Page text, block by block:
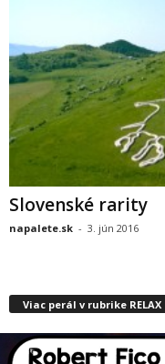
Slovenské rarity
napalete.sk - 3. jún 2016
Viac perál v rubrike RELAX